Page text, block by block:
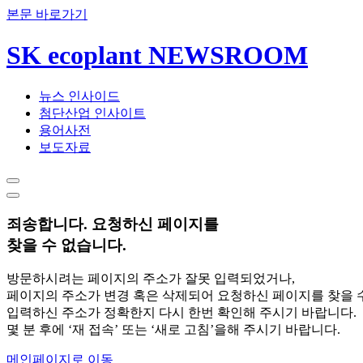
본문 바로가기
SK ecoplant NEWSROOM
뉴스 인사이드
첨단산업 인사이트
용어사전
보도자료
죄송합니다. 요청하신 페이지를
찾을 수 없습니다.
방문하시려는 페이지의 주소가 잘못 입력되었거나,
페이지의 주소가 변경 혹은 삭제되어 요청하신 페이지를 찾을
입력하신 주소가 정확한지 다시 한번 확인해 주시기 바랍니다.
몇 분 후에 ‘재 접속’ 또는 ‘새로 고침’을해 주시기 바랍니다.
메인페이지로 이동